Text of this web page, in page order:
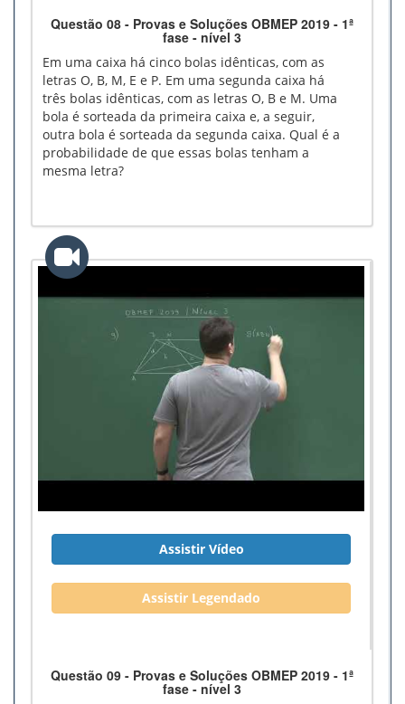
Questão 08 - Provas e Soluções OBMEP 2019 - 1ª
fase - nível 3
Em uma caixa há cinco bolas idênticas, com as
letras O, B, M, E e P. Em uma segunda caixa há
três bolas idênticas, com as letras O, B e M. Uma
bola é sorteada da primeira caixa e, a seguir,
outra bola é sorteada da segunda caixa. Qual é a
probabilidade de que essas bolas tenham a
mesma letra?
Assistir Vídeo
Assistir Legendado
Questão 09 - Provas e Soluções OBMEP 2019 - 1ª
fase - nível 3